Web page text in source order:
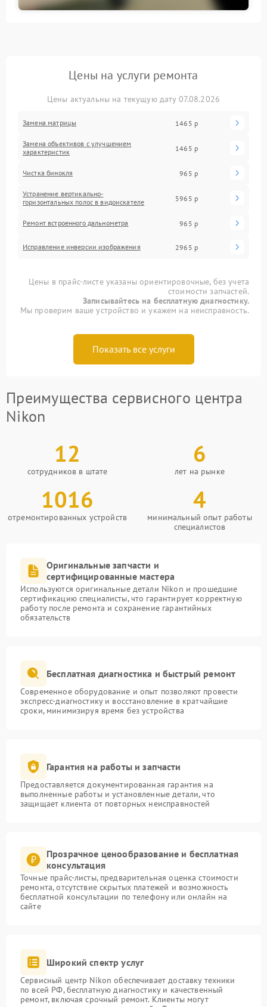
Цены на услуги ремонта
Цены актуальны на текущую дату 07.08.2026
Замена матрицы 1465 р
Замена объективов с улучшением
характеристик
1465 р
Чистка бинокля 965 р
Устранение вертикально-
горизонтальных полос в видоискателе
5965 р
Ремонт встроенного дальнометра 965 р
Исправление инверсии изображения 2965 р
Цены в прайс-листе указаны ориентировочные, без учета
стоимости запчастей.
Записывайтесь на бесплатную диагностику.
Мы проверим ваше устройство и укажем на неисправность.
Показать все услуги
Преимущества сервисного центра
Nikon
12
сотрудников в штате
6
лет на рынке
1016
отремонтированных устройств
4
минимальный опыт работы
специалистов
Оригинальные запчасти и
сертифицированные мастера
Используются оригинальные детали Nikon и прошедшие
сертификацию специалисты, что гарантирует корректную
работу после ремонта и сохранение гарантийных
обязательств
Бесплатная диагностика и быстрый ремонт
Современное оборудование и опыт позволяют провести
экспресс-диагностику и восстановление в кратчайшие
сроки, минимизируя время без устройства
Гарантия на работы и запчасти
Предоставляется документированная гарантия на
выполненные работы и установленные детали, что
защищает клиента от повторных неисправностей
Прозрачное ценообразование и бесплатная
консультация
Точные прайс-листы, предварительная оценка стоимости
ремонта, отсутствие скрытых платежей и возможность
бесплатной консультации по телефону или онлайн на
сайте
Широкий спектр услуг
Сервисный центр Nikon обеспечивает доставку техники
по всей РФ, бесплатную диагностику и качественный
ремонт, включая срочный ремонт. Клиенты могут